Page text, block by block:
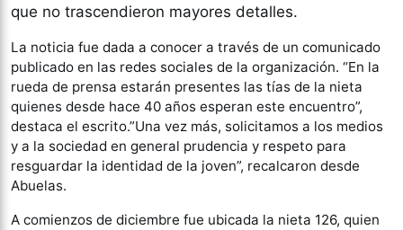
que no trascendieron mayores detalles.
La noticia fue dada a conocer a través de un comunicado
publicado en las redes sociales de la organización. “En la
rueda de prensa estarán presentes las tías de la nieta
quienes desde hace 40 años esperan este encuentro”,
destaca el escrito.”Una vez más, solicitamos a los medios
y a la sociedad en general prudencia y respeto para
resguardar la identidad de la joven”, recalcaron desde
Abuelas.
A comienzos de diciembre fue ubicada la nieta 126, quien